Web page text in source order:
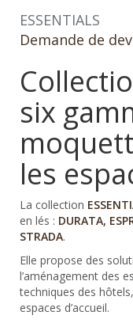
ESSENTIALS
Demande de
six
les
La collection
en lés : DURATA,
STRADA.
Elle propose des
l’aménagement des
techniques des
espaces d’accueil.